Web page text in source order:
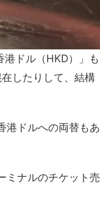
ドル（HKD）」も
したりして、結構
港ドルへの両替もあ
ミナルのチケット売